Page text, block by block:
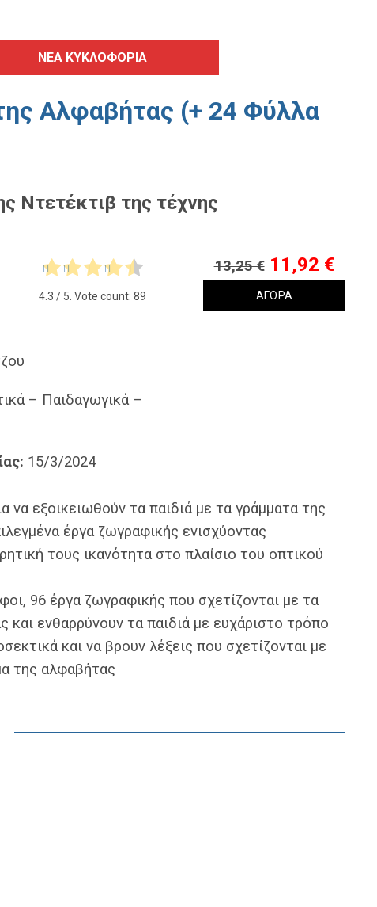
ΝΕΑ ΚΥΚΛΟΦΟΡΙΑ
Αλφαβήτας (+ 24 Φύλλα
Ντετέκτιβ της τέχνης
4.3 / 5. Vote count:89
13,25 € 11,92 €
Original
price
τρέχουσα
ΑΓΟΡΑ
– Παιδαγωγικά –
15/3/2024
να εξοικειωθούν τα παιδιά με τα γράμματα της
έργα ζωγραφικής ενισχύοντας
τους ικανότητα στο πλαίσιο του οπτικού
96 έργα ζωγραφικής που σχετίζονται με τα
και ενθαρρύνουν τα παιδιά με ευχάριστο τρόπο
και να βρουν λέξεις που σχετίζονται με
της αλφαβήτας